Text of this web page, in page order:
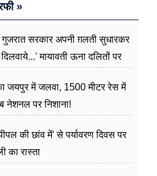
»
गुजरात सरकार अपनी ग़लती सुधारकर
मायावती ऊना दलितों पर
जयपुर में जलवा, 1500 मीटर रेस में
नेशनल पर निशाना!
की छांव में' से पर्यावरण दिवस पर
का रास्ता